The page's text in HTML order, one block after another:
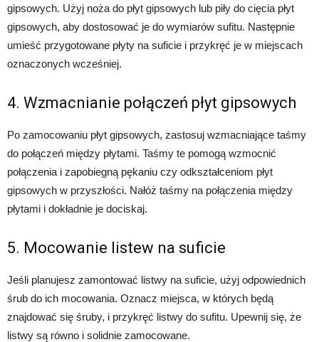
gipsowych. Użyj noża do płyt gipsowych lub piły do cięcia płyt
gipsowych, aby dostosować je do wymiarów sufitu. Następnie
umieść przygotowane płyty na suficie i przykręć je w miejscach
oznaczonych wcześniej.
4. Wzmacnianie połączeń płyt gipsowych
Po zamocowaniu płyt gipsowych, zastosuj wzmacniające taśmy
do połączeń między płytami. Taśmy te pomogą wzmocnić
połączenia i zapobiegną pękaniu czy odkształceniom płyt
gipsowych w przyszłości. Nałóż taśmy na połączenia między
płytami i dokładnie je dociskaj.
5. Mocowanie listew na suficie
Jeśli planujesz zamontować listwy na suficie, użyj odpowiednich
śrub do ich mocowania. Oznacz miejsca, w których będą
znajdować się śruby, i przykręć listwy do sufitu. Upewnij się, że
listwy są równo i solidnie zamocowane.